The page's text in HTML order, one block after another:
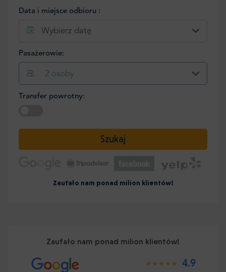
Data i miejsce odbioru :
Wybierz datę
Pasażerowie:
2 osoby
Transfer powrotny:
Szukaj
Zaufało nam ponad milion klientów!
Zaufało nam ponad milion klientów!
4.9